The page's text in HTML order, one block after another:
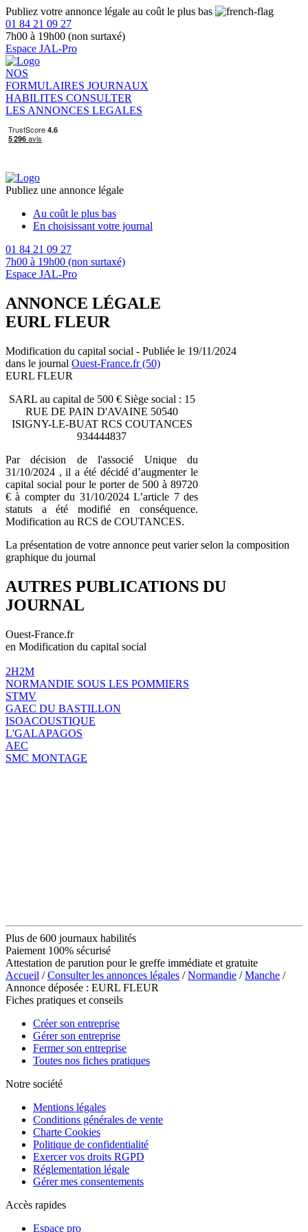
Publiez votre annonce légale au coût le plus bas
01 84 21 09 27
7h00 à 19h00 (non surtaxé)
Espace JAL-Pro
NOS
FORMULAIRES JOURNAUX
HABILITES CONSULTER
LES ANNONCES LEGALES
Publiez une annonce légale
Au coût le plus bas
En choisissant votre journal
01 84 21 09 27
7h00 à 19h00 (non surtaxé)
Espace JAL-Pro
ANNONCE LÉGALE
EURL FLEUR
Modification du capital social - Publiée le 19/11/2024
dans le journal Ouest-France.fr (50)
EURL FLEUR
SARL au capital de 500 € Siège social : 15
RUE DE PAIN D'AVAINE 50540
ISIGNY-LE-BUAT RCS COUTANCES
934444837
Par décision de l'associé Unique du
31/10/2024 , il a été décidé d’augmenter le
capital social pour le porter de 500 à 89720
€ à compter du 31/10/2024 L’article 7 des
statuts a été modifié en conséquence.
Modification au RCS de COUTANCES.
La présentation de votre annonce peut varier selon la composition
graphique du journal
AUTRES PUBLICATIONS DU
JOURNAL
Ouest-France.fr
en Modification du capital social
2H2M
NORMANDIE SOUS LES POMMIERS
STMV
GAEC DU BASTILLON
ISOACOUSTIQUE
L'GALAPAGOS
AEC
SMC MONTAGE
Plus de 600 journaux habilités
Paiement 100% sécurisé
Attestation de parution pour le greffe immédiate et gratuite
Accueil /Consulter les annonces légales /Normandie /Manche /
Annonce déposée : EURL FLEUR
Fiches pratiques et conseils
Créer son entreprise
Gérer son entreprise
Fermer son entreprise
Toutes nos fiches pratiques
Notre société
Mentions légales
Conditions générales de vente
Charte Cookies
Politique de confidentialité
Exercer vos droits RGPD
Réglementation légale
Gérer mes consentements
Accès rapides
Espace pro